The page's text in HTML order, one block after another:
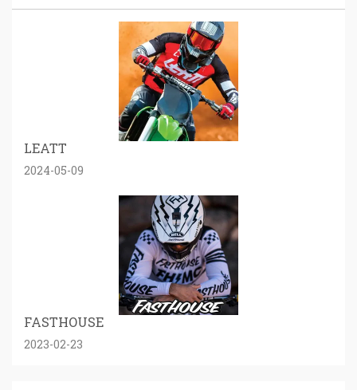
LEATT
2024-05-09
FASTHOUSE
2023-02-23